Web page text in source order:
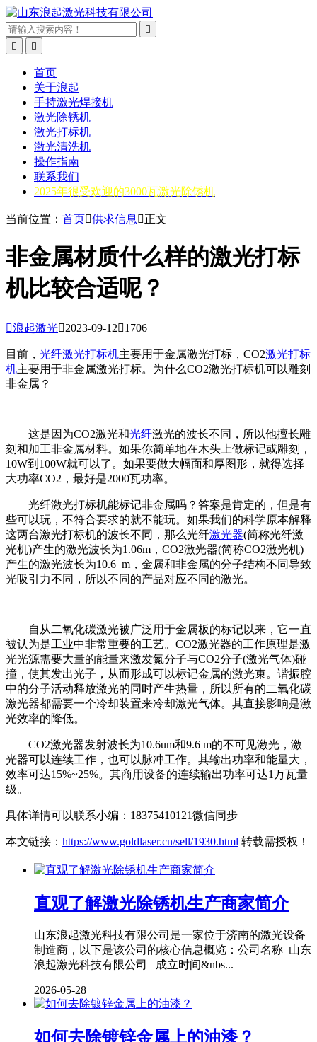



首页
关于浪起
手持激光焊接机
激光除锈机
激光打标机
激光清洗机
操作指南
联系我们
2025年很受欢迎的3000瓦激光除锈机
当前位置： 首页供求信息 正文
非金属材质什么样的激光打标
机比较合适呢？
浪起激光2023-09-121706
目前， 光纤激光打标机主要用于金属激光打标，CO2激光打标
机主要用于非金属激光打标。为什么CO2激光打标机可以雕刻
非金属？
这是因为CO2激光和光纤激光的波长不同，所以他擅长雕
刻和加工非金属材料。如果你简单地在木头上做标记或雕刻，
10W到100W就可以了。如果要做大幅面和厚图形，就得选择
大功率CO2，最好是2000瓦功率。
光纤激光打标机能标记非金属吗？答案是肯定的，但是有
些可以玩，不符合要求的就不能玩。如果我们的科学原本解释
这两台激光打标机的波长不同，那么光纤激光器(简称光纤激
光机)产生的激光波长为1.06m，CO2激光器(简称CO2激光机)
产生的激光波长为10.6 m，金属和非金属的分子结构不同导致
光吸引力不同，所以不同的产品对应不同的激光。
自从二氧化碳激光被广泛用于金属板的标记以来，它一直
被认为是工业中非常重要的工艺。CO2激光器的工作原理是激
光光源需要大量的能量来激发氮分子与CO2分子(激光气体)碰
撞，使其发出光子，从而形成可以标记金属的激光束。谐振腔
中的分子活动释放激光的同时产生热量，所以所有的二氧化碳
激光器都需要一个冷却装置来冷却激光气体。其直接影响是激
光效率的降低。
CO2激光器发射波长为10.6um和9.6 m的不可见激光，激
光器可以连续工作，也可以脉冲工作。其输出功率和能量大，
效率可达15%~25%。其商用设备的连续输出功率可达1万瓦量
级。
具体详情可以联系小编：18375410121微信同步
本文链接： https://www.goldlaser.cn/sell/1930.html 转载需授权！
直观了解激光除锈机生产商家简介
山东浪起激光科技有限公司是一家位于济南的激光设备
制造商，以下是该公司的核心信息概览：公司名称 山东
浪起激光科技有限公司 成立时间&nbs...
2026-05-28
如何去除镀锌金属上的油漆？